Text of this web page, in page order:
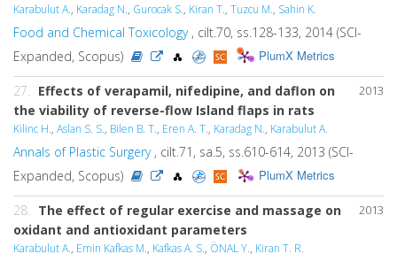
Karabulut A., Karadag N., Gurocak S., Kiran T., Tuzcu M., Sahin K.
Food and Chemical Toxicology, cilt.70, ss.128-133, 2014 (SCI-
Expanded, Scopus)
PlumX Metrics
2013
27.
Effects of verapamil, nifedipine, and daflon on
the viability of reverse-flow Island flaps in rats
Kilinc H., Aslan S. S., Bilen B. T., Eren A. T., Karadag N., Karabulut A.
Annals of Plastic Surgery, cilt.71, sa.5, ss.610-614, 2013 (SCI-
Expanded, Scopus)
PlumX Metrics
2013
28.
The effect of regular exercise and massage on
oxidant and antioxidant parameters
Karabulut A., Emin Kafkas M., Kafkas A. S., ÖNAL Y., Kiran T. R.